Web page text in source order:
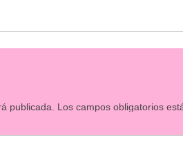
publicada. Los campos obligatorios